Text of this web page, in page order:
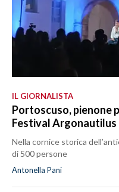
IL GIORNALISTA
Portoscuso, pienone
Festival
Nella cornice storica
di 500 persone
Antonella Pani